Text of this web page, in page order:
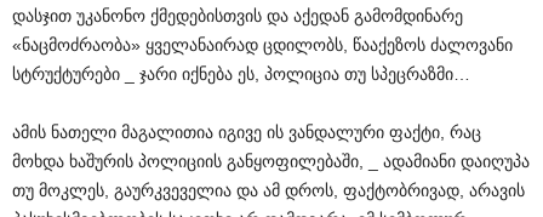
დასჯით უკანონო ქმედებისთვის და აქედან გამომდინარე
«ნაცმოძრაობა» ყველანაირად ცდილობს, წააქეზოს ძალოვანი
სტრუქტურები _ ჯარი იქნება ეს, პოლიცია თუ სპეცრაზმი…
ამის ნათელი მაგალითია იგივე ის ვანდალური ფაქტი, რაც
მოხდა ხაშურის პოლიციის განყოფილებაში, _ ადამიანი დაიღუპა
თუ მოკლეს, გაურკვეველია და ამ დროს, ფაქტობრივად, არავის